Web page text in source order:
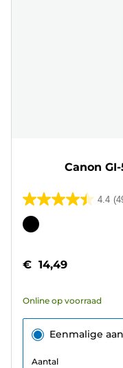
Canon
4.4
4.4
van
sterren.
beoordelingen
Kleurencartridge
€ 14,49
Online op voorraad
Eenmalige
Aantal